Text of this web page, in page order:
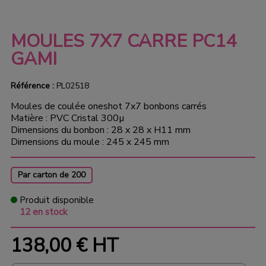
MOULES 7X7 CARRE PC14
GAMI
Référence :PL02518
Moules de coulée oneshot 7x7 bonbons carrés
Matière : PVC Cristal 300µ
Dimensions du bonbon : 28 x 28 x H11 mm
Dimensions du moule : 245 x 245 mm
Par carton de 200
Produit disponible
12 en stock
138,00 € HT